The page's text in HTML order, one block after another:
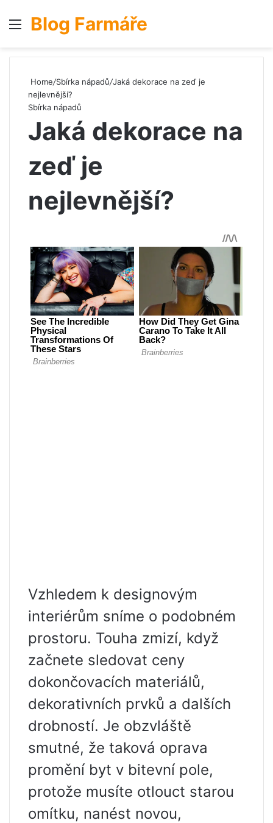
Menu
Blog Farmáře
Home/Sbírka nápadů/Jaká dekorace na zeď je
nejlevnější?
Sbírka nápadů
Jaká dekorace na
zeď je
nejlevnější?
Vzhledem k designovým
interiérům sníme o podobném
prostoru. Touha zmizí, když
začnete sledovat ceny
dokončovacích materiálů,
dekorativních prvků a dalších
drobností. Je obzvláště
smutné, že taková oprava
promění byt v bitevní pole,
protože musíte otlouct starou
omítku, nanést novou,